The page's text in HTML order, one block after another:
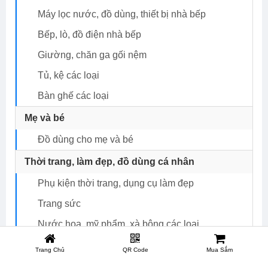
Máy lọc nước, đồ dùng, thiết bị nhà bếp
Bếp, lò, đồ điện nhà bếp
Giường, chăn ga gối nệm
Tủ, kệ các loại
Bàn ghế các loại
Mẹ và bé
Đồ dùng cho mẹ và bé
Thời trang, làm đẹp, đồ dùng cá nhân
Phụ kiện thời trang, dụng cụ làm đẹp
Trang sức
Nước hoa, mỹ phẩm, xà bông các loại
Túi xách, Túi đeo, Ba lô, ví bóp
Trang Chủ QR Code Mua Sắm